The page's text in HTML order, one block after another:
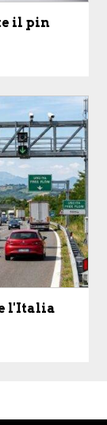
il pin
l'Italia